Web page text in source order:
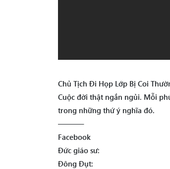
Chủ Tịch Đi Họp Lớp Bị Coi
Cuộc đời thật ngắn ngủi. Mỗi
trong những thứ ý nghĩa đó.
———–
Facebook
Đức giáo sư:
Đông Đụt: